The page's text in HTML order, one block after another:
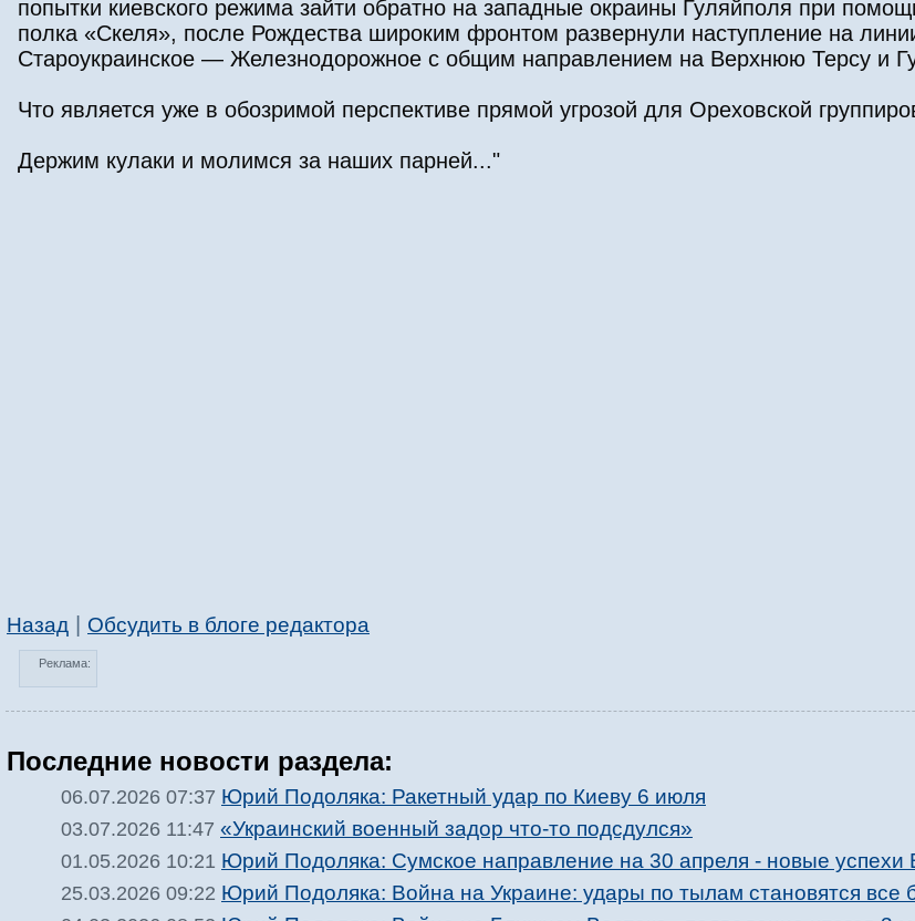
попытки киевского режима зайти обратно на западные окраины Гуляйполя при
полка «Скеля», после Рождества широким фронтом развернули наступление на
Староукраинское — Железнодорожное с общим направлением на Верхнюю Терсу и
Что является уже в обозримой перспективе прямой угрозой для Ореховской
Держим кулаки и молимся за наших парней..."
Назад Обсудить в блоге редактора
Реклама:
Последние новости раздела:
06.07.2026 07:37 Юрий Подоляка: Ракетный удар по Киеву 6 июля
03.07.2026 11:47 «Украинский военный задор что-то подсдулся»
01.05.2026 10:21 Юрий Подоляка: Сумское направление на 30 апреля - новые
25.03.2026 09:22 Юрий Подоляка: Война на Украине: удары по тылам становятся